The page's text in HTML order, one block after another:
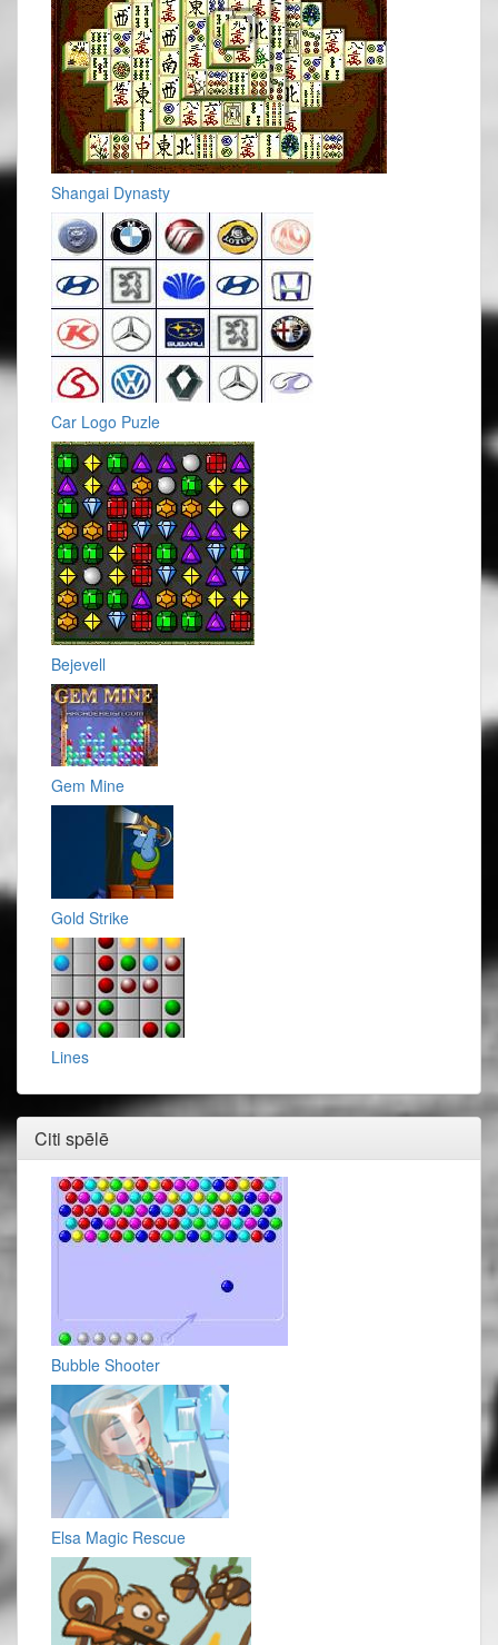
Shangai Dynasty
Car Logo Puzle
Bejevell
Gem Mine
Gold Strike
Lines
Citi spēlē
Bubble Shooter
Elsa Magic Rescue